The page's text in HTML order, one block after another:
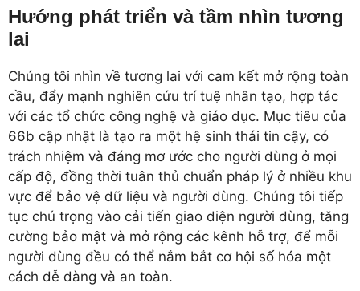
Hướng phát triển và tầm nhìn tương
lai
Chúng tôi nhìn về tương lai với cam kết mở rộng toàn
cầu, đẩy mạnh nghiên cứu trí tuệ nhân tạo, hợp tác
với các tổ chức công nghệ và giáo dục. Mục tiêu của
66b cập nhật là tạo ra một hệ sinh thái tin cậy, có
trách nhiệm và đáng mơ ước cho người dùng ở mọi
cấp độ, đồng thời tuân thủ chuẩn pháp lý ở nhiều khu
vực để bảo vệ dữ liệu và người dùng. Chúng tôi tiếp
tục chú trọng vào cải tiến giao diện người dùng, tăng
cường bảo mật và mở rộng các kênh hỗ trợ, để mỗi
người dùng đều có thể nắm bắt cơ hội số hóa một
cách dễ dàng và an toàn.